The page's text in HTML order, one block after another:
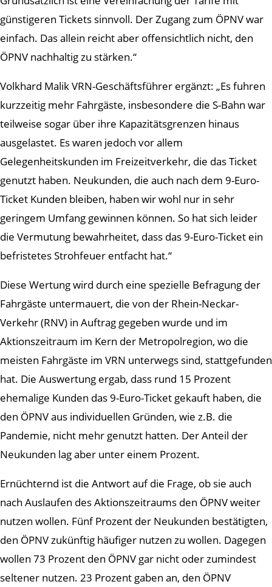
günstigeren Tickets sinnvoll. Der Zugang zum ÖPNV war
einfach. Das allein reicht aber offensichtlich nicht, den
ÖPNV nachhaltig zu stärken.“
Volkhard Malik VRN-Geschäftsführer ergänzt: „Es fuhren
kurzzeitig mehr Fahrgäste, insbesondere die S-Bahn war
teilweise sogar über ihre Kapazitätsgrenzen hinaus
ausgelastet. Es waren jedoch vor allem
Gelegenheitskunden im Freizeitverkehr, die das Ticket
genutzt haben. Neukunden, die auch nach dem 9-Euro-
Ticket Kunden bleiben, haben wir wohl nur in sehr
geringem Umfang gewinnen können. So hat sich leider
die Vermutung bewahrheitet, dass das 9-Euro-Ticket ein
befristetes Strohfeuer entfacht hat.“
Diese Wertung wird durch eine spezielle Befragung der
Fahrgäste untermauert, die von der Rhein-Neckar-
Verkehr (RNV) in Auftrag gegeben wurde und im
Aktionszeitraum im Kern der Metropolregion, wo die
meisten Fahrgäste im VRN unterwegs sind, stattgefunden
hat. Die Auswertung ergab, dass rund 15 Prozent
ehemalige Kunden das 9-Euro-Ticket gekauft haben, die
den ÖPNV aus individuellen Gründen, wie z.B. die
Pandemie, nicht mehr genutzt hatten. Der Anteil der
Neukunden lag aber unter einem Prozent.
Ernüchternd ist die Antwort auf die Frage, ob sie auch
nach Auslaufen des Aktionszeitraums den ÖPNV weiter
nutzen wollen. Fünf Prozent der Neukunden bestätigten,
den ÖPNV zukünftig häufiger nutzen zu wollen. Dagegen
wollen 73 Prozent den ÖPNV gar nicht oder zumindest
seltener nutzen. 23 Prozent gaben an, den ÖPNV